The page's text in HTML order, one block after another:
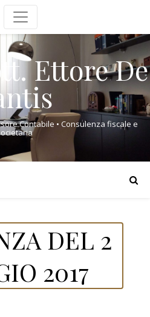
Ettore De
Contabile • Consulenza fiscale e
DEL 2
2017